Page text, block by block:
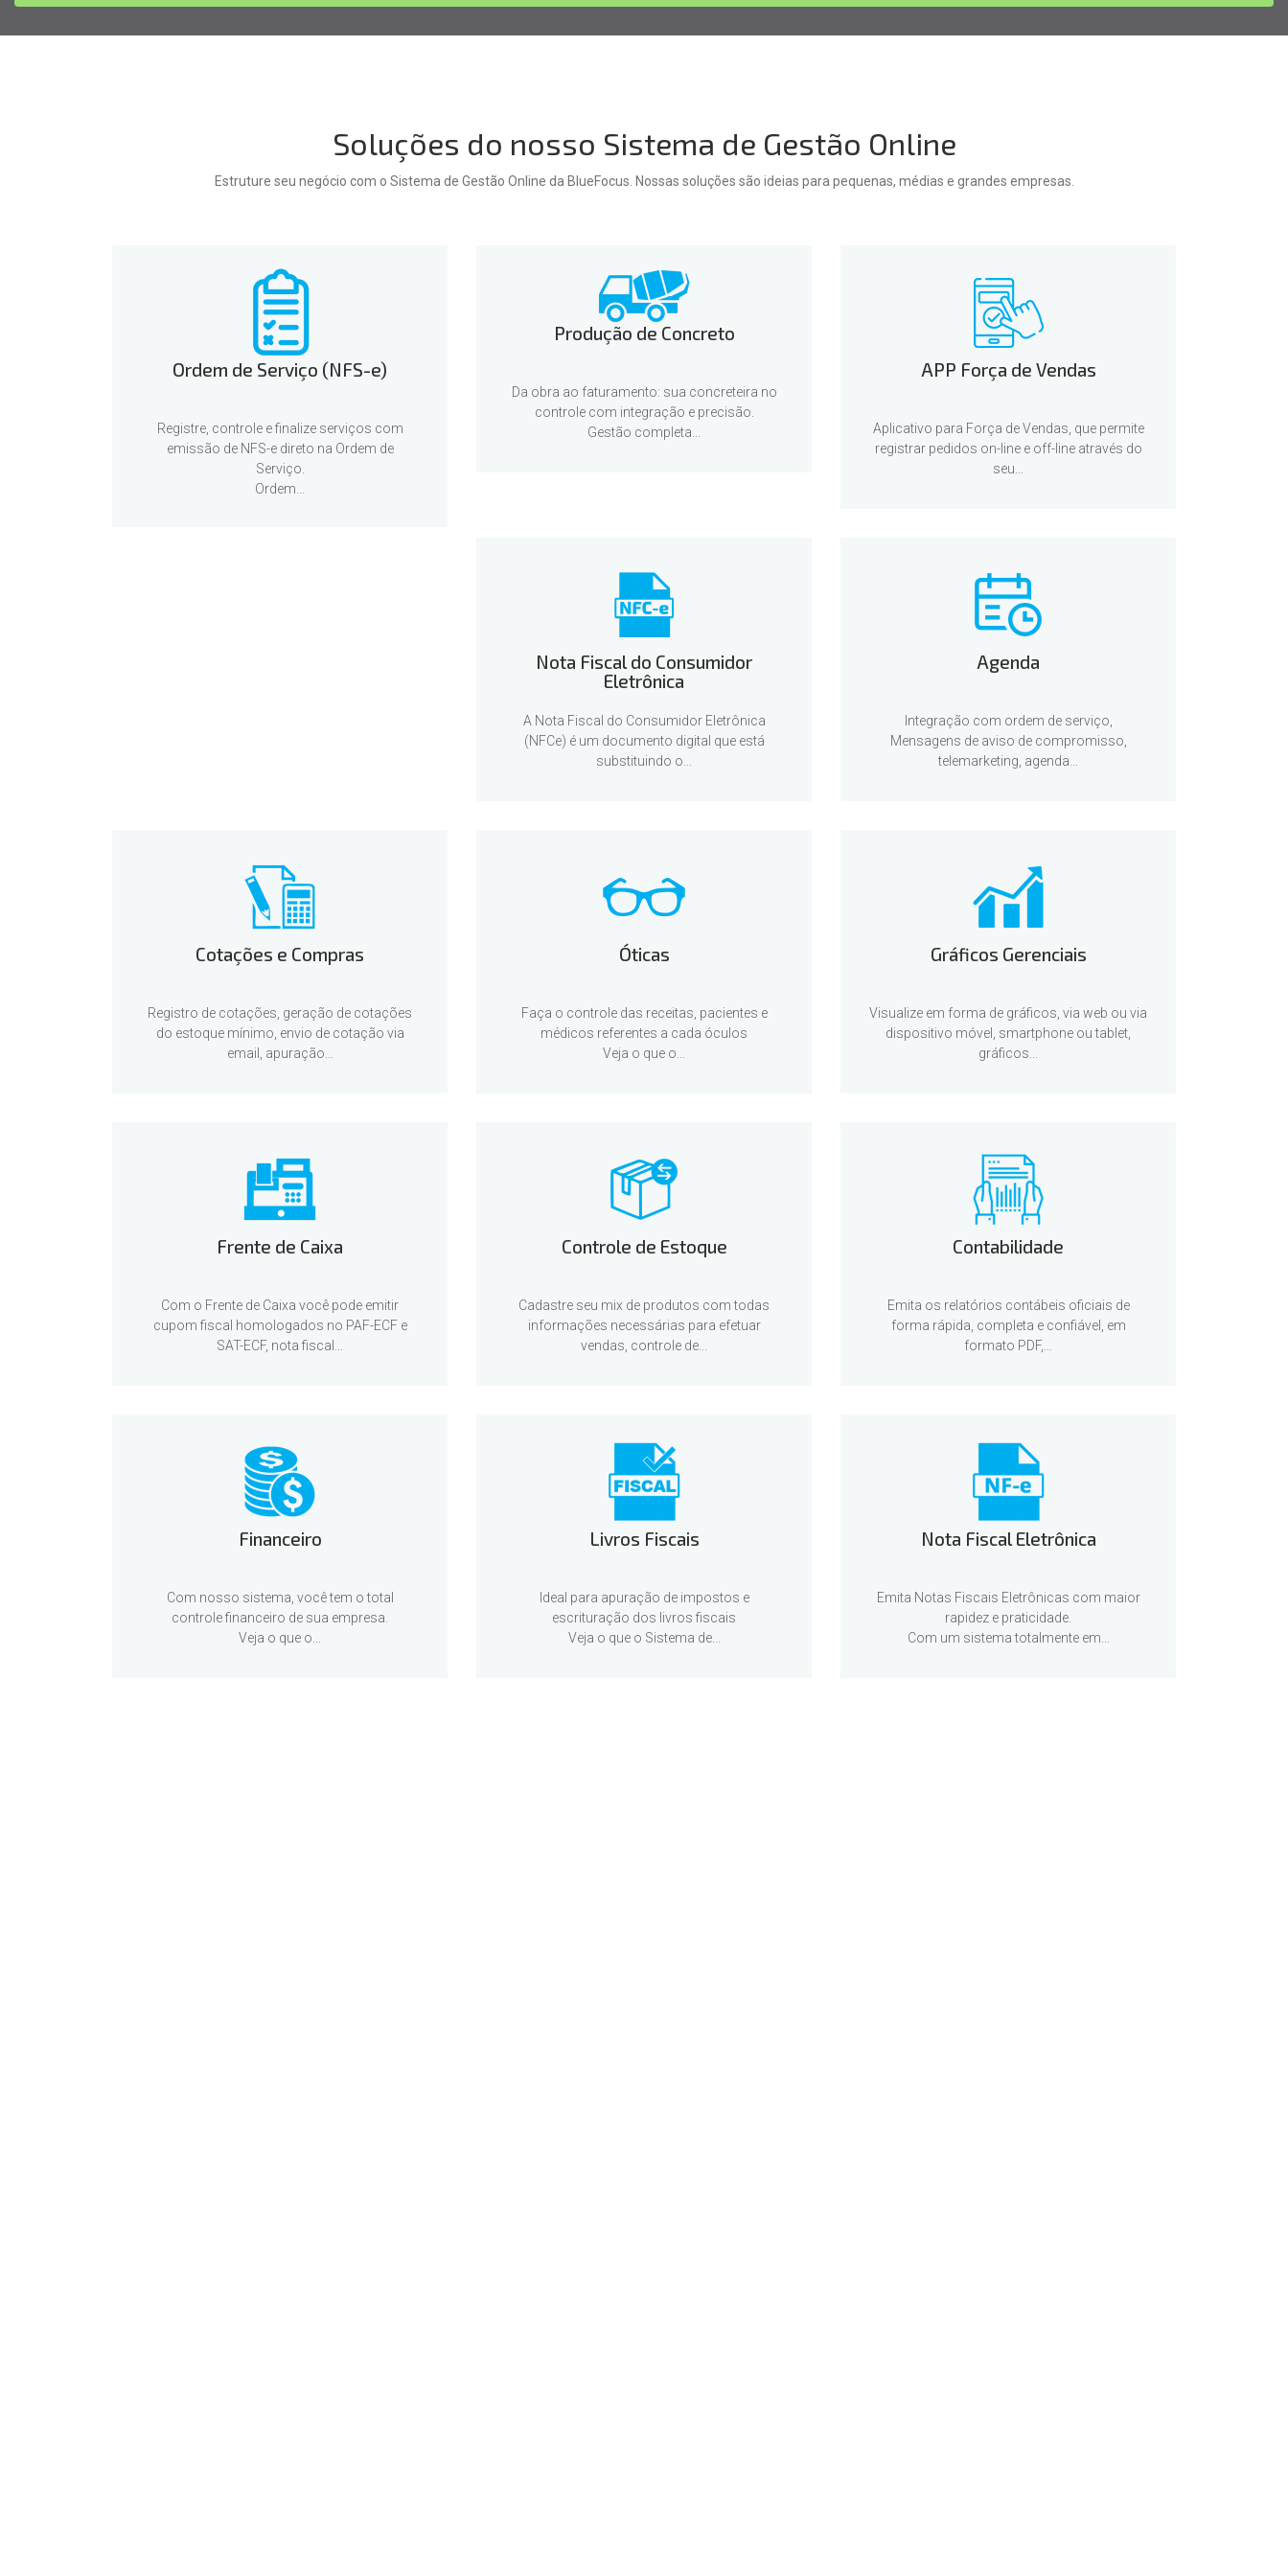
Soluções do nosso Sistema de Gestão Online
Estruture seu negócio com o Sistema de Gestão Online da BlueFocus. Nossas soluções são ideias para pequenas, médias e grandes empresas.
Ordem de Serviço (NFS-e)
Registre, controle e finalize serviços com
emissão de NFS-e direto na Ordem de
Serviço.
Ordem...
Produção de Concreto
Da obra ao faturamento: sua concreteira no
controle com integração e precisão.
Gestão completa...
APP Força de Vendas
Aplicativo para Força de Vendas, que permite
registrar pedidos on-line e off-line através do
seu...
Nota Fiscal do Consumidor
Eletrônica
A Nota Fiscal do Consumidor Eletrônica
(NFCe) é um documento digital que está
substituindo o...
Agenda
Integração com ordem de serviço,
Mensagens de aviso de compromisso,
telemarketing, agenda...
Cotações e Compras
Registro de cotações, geração de cotações
do estoque mínimo, envio de cotação via
email, apuração...
Óticas
Faça o controle das receitas, pacientes e
médicos referentes a cada óculos
Veja o que o...
Gráficos Gerenciais
Visualize em forma de gráficos, via web ou via
dispositivo móvel, smartphone ou tablet,
gráficos...
Frente de Caixa
Com o Frente de Caixa você pode emitir
cupom fiscal homologados no PAF-ECF e
SAT-ECF, nota fiscal...
Controle de Estoque
Cadastre seu mix de produtos com todas
informações necessárias para efetuar
vendas, controle de...
Contabilidade
Emita os relatórios contábeis oficiais de
forma rápida, completa e confiável, em
formato PDF,...
Financeiro
Com nosso sistema, você tem o total
controle financeiro de sua empresa.
Veja o que o...
Livros Fiscais
Ideal para apuração de impostos e
escrituração dos livros fiscais
Veja o que o Sistema de...
Nota Fiscal Eletrônica
Emita Notas Fiscais Eletrônicas com maior
rapidez e praticidade.
Com um sistema totalmente em...